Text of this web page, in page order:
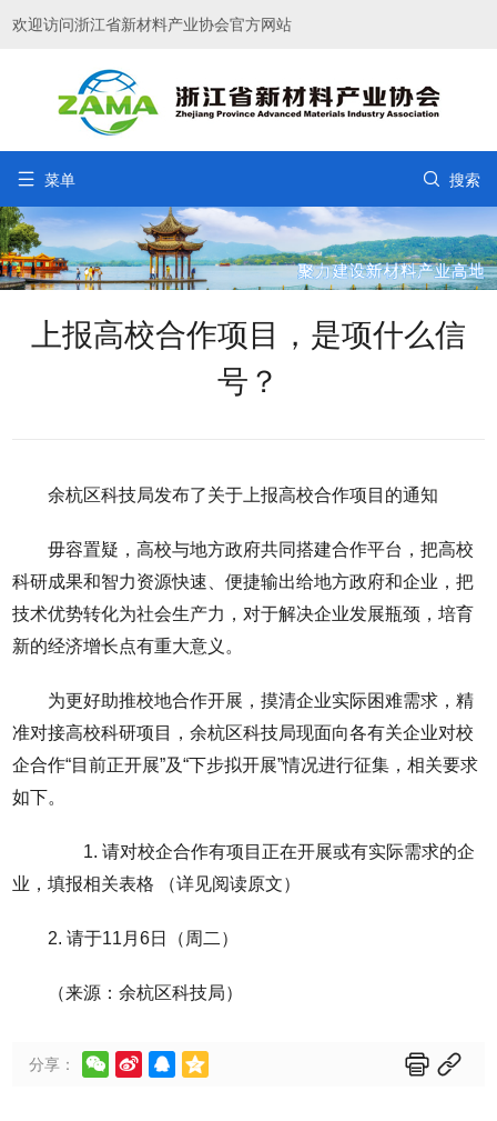
欢迎访问浙江省新材料产业协会官方网站
 菜单  搜索
上报高校合作项目，是项什么信
号？
余杭区科技局发布了关于上报高校合作项目的通知
毋容置疑，高校与地方政府共同搭建合作平台，把高校
科研成果和智力资源快速、便捷输出给地方政府和企业，把
技术优势转化为社会生产力，对于解决企业发展瓶颈，培育
新的经济增长点有重大意义。
为更好助推校地合作开展，摸清企业实际困难需求，精
准对接高校科研项目，余杭区科技局现面向各有关企业对校
企合作“目前正开展”及“下步拟开展”情况进行征集，相关要求
如下。
1. 请对校企合作有项目正在开展或有实际需求的企
业，填报相关表格 （详见阅读原文）
2. 请于11月6日（周二）
（来源：余杭区科技局）
分享：      